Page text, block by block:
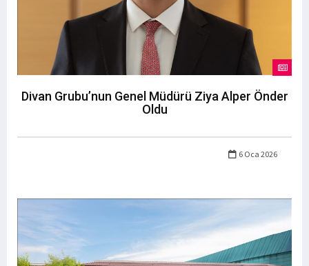
Divan Grubu’nun Genel Müdürü Ziya Alper Önder
Oldu
6 Oca 2026